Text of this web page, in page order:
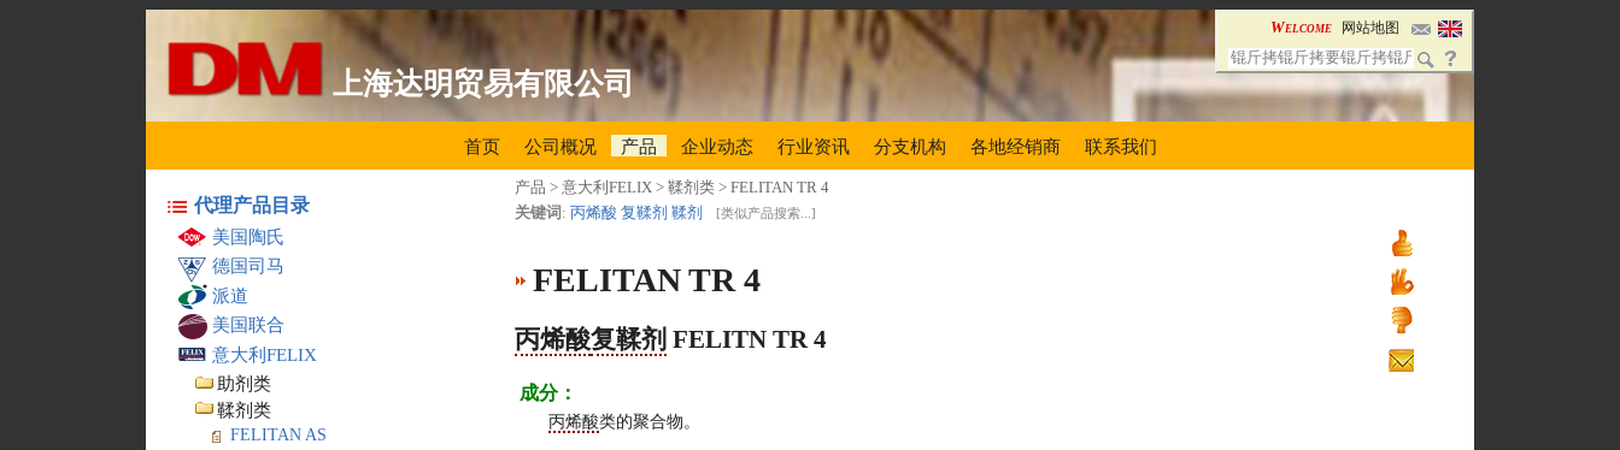
上海达明贸易有限公司
Welcome 网站地图
首页 公司概况 产品 企业动态 行业资讯 分支机构 各地经销商 联系我们
代理产品目录
美国陶氏
德国司马
派道
美国联合
意大利FELIX
助剂类
鞣剂类
FELITAN AS
产品 > 意大利FELIX > 鞣剂类 >FELITAN TR 4
关键词 :丙烯酸 复鞣剂 鞣剂 [类似产品搜索... ]
FELITAN TR 4
丙烯酸复鞣剂 FELITN TR 4
成分：
丙烯酸类的聚合物。